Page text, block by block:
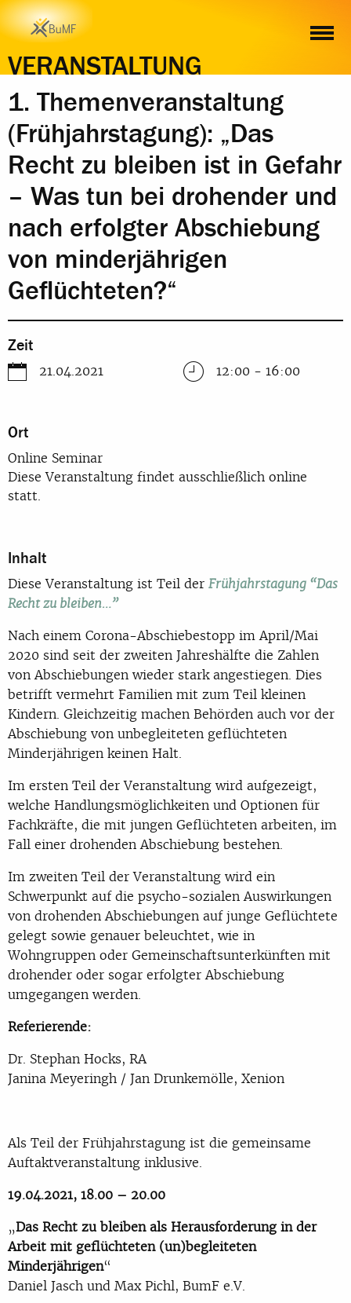
VERANSTALTUNG
ZEIT ORT
1. Themenveranstaltung
(Frühjahrstagung): „Das
Recht zu bleiben ist in Gefahr
– Was tun bei drohender und
nach erfolgter Abschiebung
von minderjährigen
Geflüchteten?“
Zeit
21.04.2021 12:00 - 16:00
Ort
Online Seminar
Diese Veranstaltung findet ausschließlich online
statt.
Inhalt
Diese Veranstaltung ist Teil der Frühjahrstagung “Das
Recht zu bleiben…”
Nach einem Corona-Abschiebestopp im April/Mai
2020 sind seit der zweiten Jahreshälfte die Zahlen
von Abschiebungen wieder stark angestiegen. Dies
betrifft vermehrt Familien mit zum Teil kleinen
Kindern. Gleichzeitig machen Behörden auch vor der
Abschiebung von unbegleiteten geflüchteten
Minderjährigen keinen Halt.
Im ersten Teil der Veranstaltung wird aufgezeigt,
welche Handlungsmöglichkeiten und Optionen für
Fachkräfte, die mit jungen Geflüchteten arbeiten, im
Fall einer drohenden Abschiebung bestehen.
Im zweiten Teil der Veranstaltung wird ein
Schwerpunkt auf die psycho-sozialen Auswirkungen
von drohenden Abschiebungen auf junge Geflüchtete
gelegt sowie genauer beleuchtet, wie in
Wohngruppen oder Gemeinschaftsunterkünften mit
drohender oder sogar erfolgter Abschiebung
umgegangen werden.
Referierende:
Dr. Stephan Hocks, RA
Janina Meyeringh / Jan Drunkemölle, Xenion
Als Teil der Frühjahrstagung ist die gemeinsame
Auftaktveranstaltung inklusive.
19.04.2021, 18.00 – 20.00
„Das Recht zu bleiben als Herausforderung in der
Arbeit mit geflüchteten (un)begleiteten
Minderjährigen“
Daniel Jasch und Max Pichl, BumF e.V.